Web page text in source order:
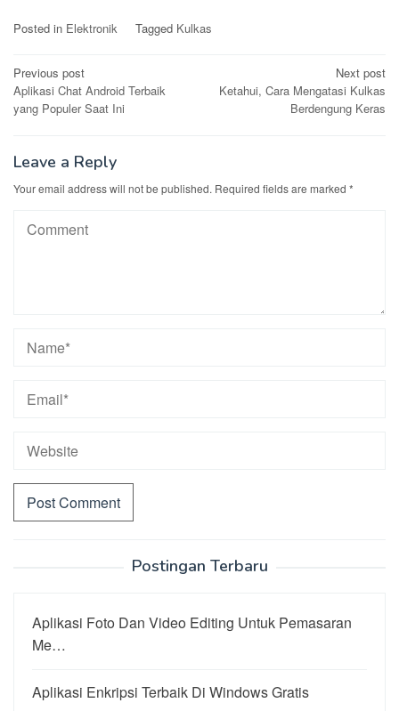
Posted in Elektronik Tagged Kulkas
Post
navigation
Previous post
Aplikasi Chat Android Terbaik
yang Populer Saat Ini
Next post
Ketahui, Cara Mengatasi Kulkas
Berdengung Keras
Leave a Reply
Your email address will not be published. Required fields are marked *
Postingan Terbaru
Aplikasi Foto Dan Video Editing Untuk Pemasaran
Me…
Aplikasi Enkripsi Terbaik Di Windows Gratis